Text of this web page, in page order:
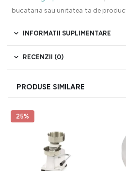
bucataria sau unitatea ta de
INFORMATII SUPLIMENTARE
RECENZII (0)
PRODUSE SIMILARE
25%